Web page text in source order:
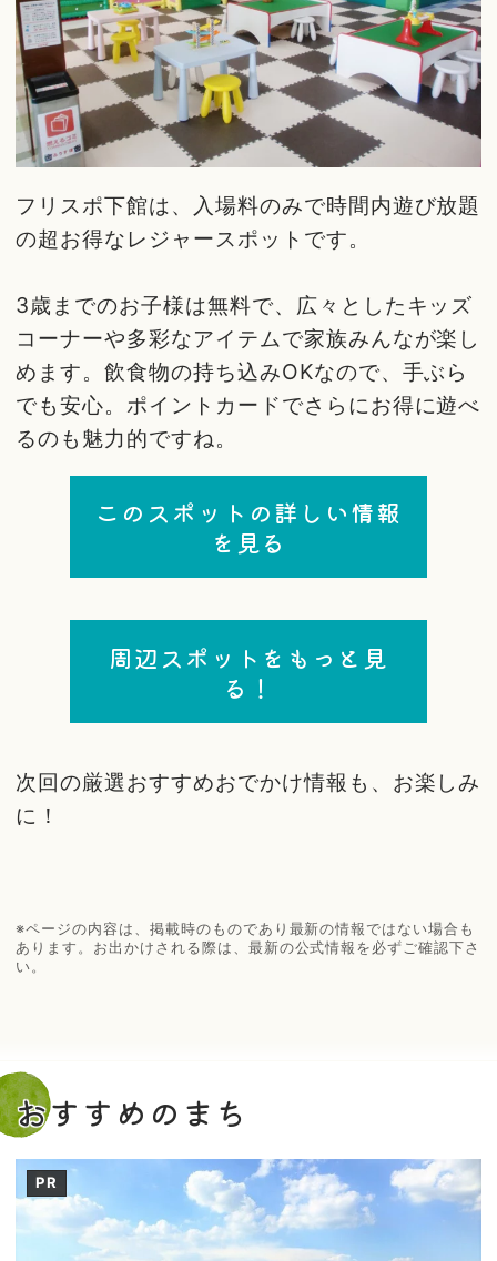
フリスポ下館は、入場料のみで時間内遊び放題
の超お得なレジャースポットです。
3歳までのお子様は無料で、広々としたキッズ
コーナーや多彩なアイテムで家族みんなが楽し
めます。飲食物の持ち込みOKなので、手ぶら
でも安心。ポイントカードでさらにお得に遊べ
るのも魅力的ですね。
このスポットの詳しい情報
を見る
周辺スポットをもっと見
る！
次回の厳選おすすめおでかけ情報も、お楽しみ
に！
※ページの内容は、掲載時のものであり最新の情報ではない場合も
あります。お出かけされる際は、最新の公式情報を必ずご確認下さ
い。
おすすめのまち
PR